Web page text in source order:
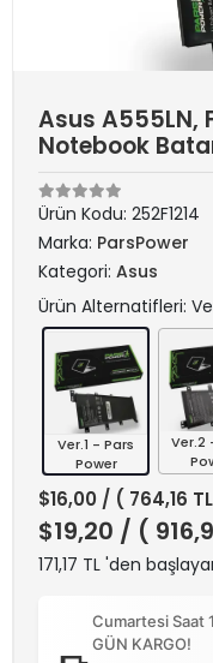
Asus A555LN,
Notebook
Ürün Kodu: 252F1214
Marka: ParsPower
Kategori: Asus
Ürün Alternatifleri:
Ver.1 - Pars
Power
Ver.2
$16,00 / ( 764,16
$19,20 / (
171,17 TL 'den
Cumartesi Saat
GÜN KARGO!